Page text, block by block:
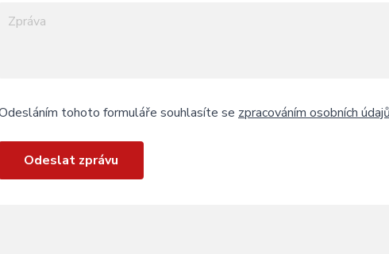
tohoto formuláře souhlasíte se zpracováním osobních
Odeslat zprávu